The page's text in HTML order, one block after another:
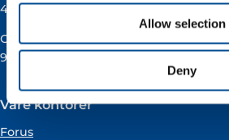
Allow selection
Deny
4068 Stavanger
Org.nummer:
919160675
Våre kontorer
Forus